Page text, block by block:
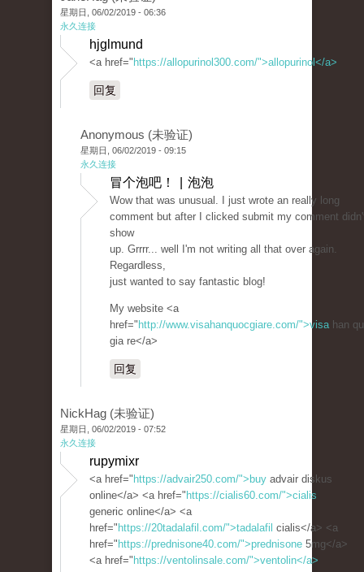
星期日, 06/02/2019 - 06:36
永久连接
hjglmund
<a href=" https://allopurinol300.com/">allopurinol</a>
回复
Anonymous (未验证)
星期日, 06/02/2019 - 09:15
永久连接
冒个泡吧！ | 泡泡
Wow that was unusual. I just wrote an really long
comment but after I clicked submit my comment
show
up. Grrrr... well I'm not writing all that over again.
Regardless,
just wanted to say fantastic blog!
My website <a
href=" http://www.visahanquocgiare.com/">visahan
gia re</a>
回复
NickHag (未验证)
星期日, 06/02/2019 - 07:52
永久连接
rupymixr
<a href=" https://advair250.com/">buy advair diskus
online</a> <a href=" https://cialis60.com/">cialis
generic online</a> <a
href=" https://20tadalafil.com/">tadalafil cialis</a> <a
href=" https://prednisone40.com/">prednisone 5mg</a>
<a href=" https://ventolinsale.com/">ventolin</a>